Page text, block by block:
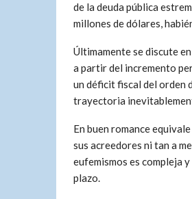
de la deuda pública
millones de dólares,
Últimamente se discute
a partir del incremento
un déficit fiscal del orden
trayectoria
En buen romance
sus acreedores ni tan a
eufemismos es compleja
plazo.